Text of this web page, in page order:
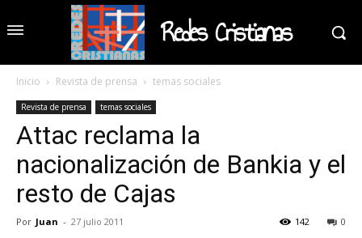
Redes Cristianas
Inicio Revista de prensa temas sociales
Revista de prensa temas sociales
Attac reclama la
nacionalización de Bankia y el
resto de Cajas
Por Juan - 27 julio 2011 0
142